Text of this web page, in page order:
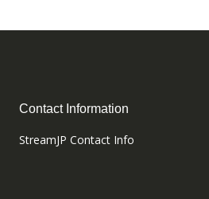
Contact Information
StreamJP Contact Info